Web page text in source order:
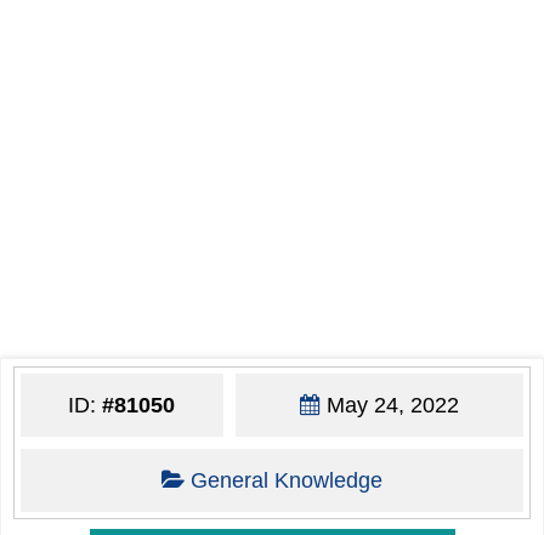
ID:#81050 May 24, 2022
General Knowledge